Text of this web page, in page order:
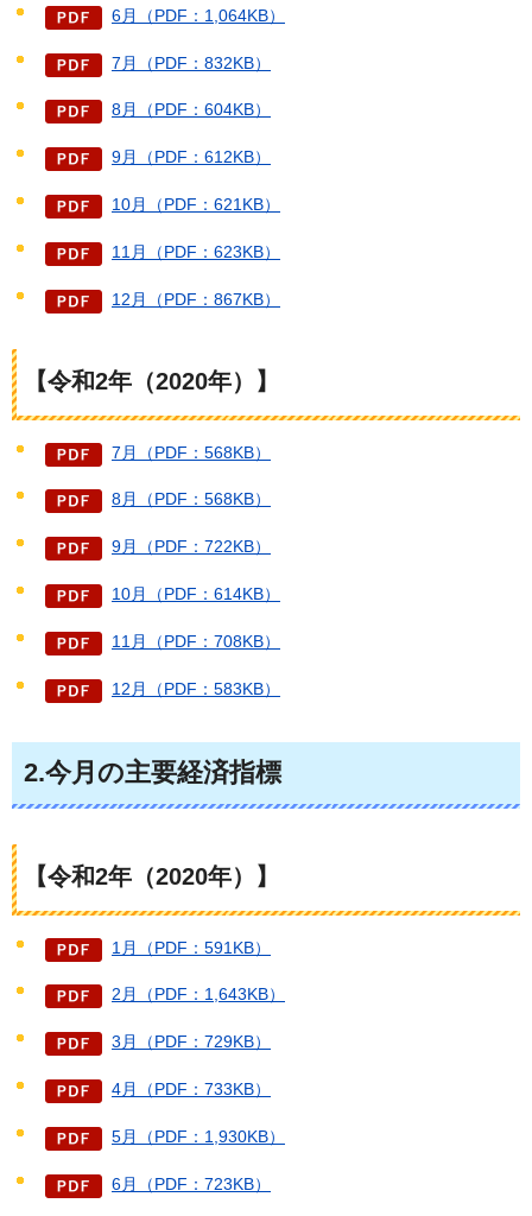
6月（PDF：1,064KB）
7月（PDF：832KB）
8月（PDF：604KB）
9月（PDF：612KB）
10月（PDF：621KB）
11月（PDF：623KB）
12月（PDF：867KB）
【令和2年（2020年）】
7月（PDF：568KB）
8月（PDF：568KB）
9月（PDF：722KB）
10月（PDF：614KB）
11月（PDF：708KB）
12月（PDF：583KB）
2.今月の主要経済指標
【令和2年（2020年）】
1月（PDF：591KB）
2月（PDF：1,643KB）
3月（PDF：729KB）
4月（PDF：733KB）
5月（PDF：1,930KB）
6月（PDF：723KB）